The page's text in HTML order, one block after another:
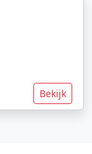
Bekijk